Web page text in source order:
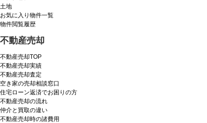
土地
お気に入り物件一覧
物件閲覧履歴
不動産売却
不動産売却TOP
不動産売却実績
不動産売却査定
空き家の売却相談窓口
住宅ローン返済でお困りの方
不動産売却の流れ
仲介と買取の違い
不動産売却時の諸費用